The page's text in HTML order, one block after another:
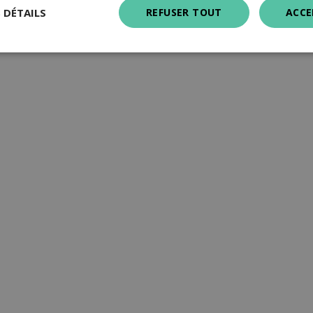
REFUSER TOUT
DÉTAILS